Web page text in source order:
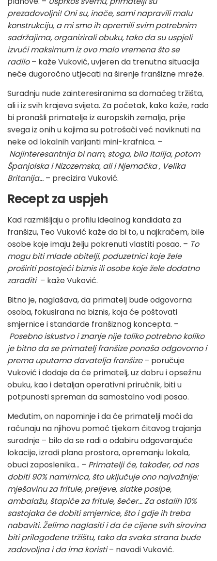
prezadovoljni! Oni su, inače, sami napravili malu
konstrukciju, a mi smo ih opremili svim potrebnim
sadržajima, organizirali obuku, tako da su uspjeli
izvući maksimum iz ovo malo vremena što se
radilo– kaže Vuković, uvjeren da trenutna situacija
neće dugoročno utjecati na širenje franšizne mreže.
Suradnju nude zainteresiranima sa domaćeg tržišta,
ali i iz svih krajeva svijeta. Za početak, kako kaže, rado
bi pronašli primatelje iz europskih zemalja, prije
svega iz onih u kojima su potrošači već naviknuti na
neke od lokalnih varijanti mini-krafnica. –
Najinteresantnija bi nam, stoga, bila Italija, potom
Španjolska i Nizozemska, ali i Njemačka , Velika
Britanija… – precizira Vuković.
Recept za uspjeh
Kad razmišljaju o profilu idealnog kandidata za
franšizu, Teo Vuković kaže da bi to, u najkraćem, bile
osobe koje imaju želju pokrenuti vlastiti posao. – To
mogu biti mlade obitelji, poduzetnici koje žele
proširiti postojeći biznis ili osobe koje žele dodatno
zaraditi – kaže Vuković.
Bitno je, naglašava, da primatelj bude odgovorna
osoba, fokusirana na biznis, koja će poštovati
smjernice i standarde franšiznog koncepta. –
Posebno iskustvo i znanje nije toliko potrebno koliko
je bitno da se primatelj franšize ponaša odgovorno i
prema uputama davatelja franšize– poručuje
Vuković i dodaje da će primatelj, uz dobru i opsežnu
obuku, kao i detaljan operativni priručnik, biti u
potpunosti spreman da samostalno vodi posao.
Međutim, on napominje i da će primatelji moći da
računaju na njihovu pomoć tijekom čitavog trajanja
suradnje – bilo da se radi o odabiru odgovarajuće
lokacije, izradi plana prostora, opremanju lokala,
obuci zaposlenika... – Primatelji će, također, od nas
dobiti 90% namirnica, što uključuje ono najvažnije:
mješavinu za fritule, preljeve, slatke posipe,
ambalažu, štapiće za fritule, šećer... Za ostalih 10%
sastojaka će dobiti smjernice, što i gdje ih treba
nabaviti. Želimo naglasiti i da će cijene svih sirovina
biti prilagođene tržištu, tako da svaka strana bude
zadovoljna i da ima koristi– navodi Vuković.